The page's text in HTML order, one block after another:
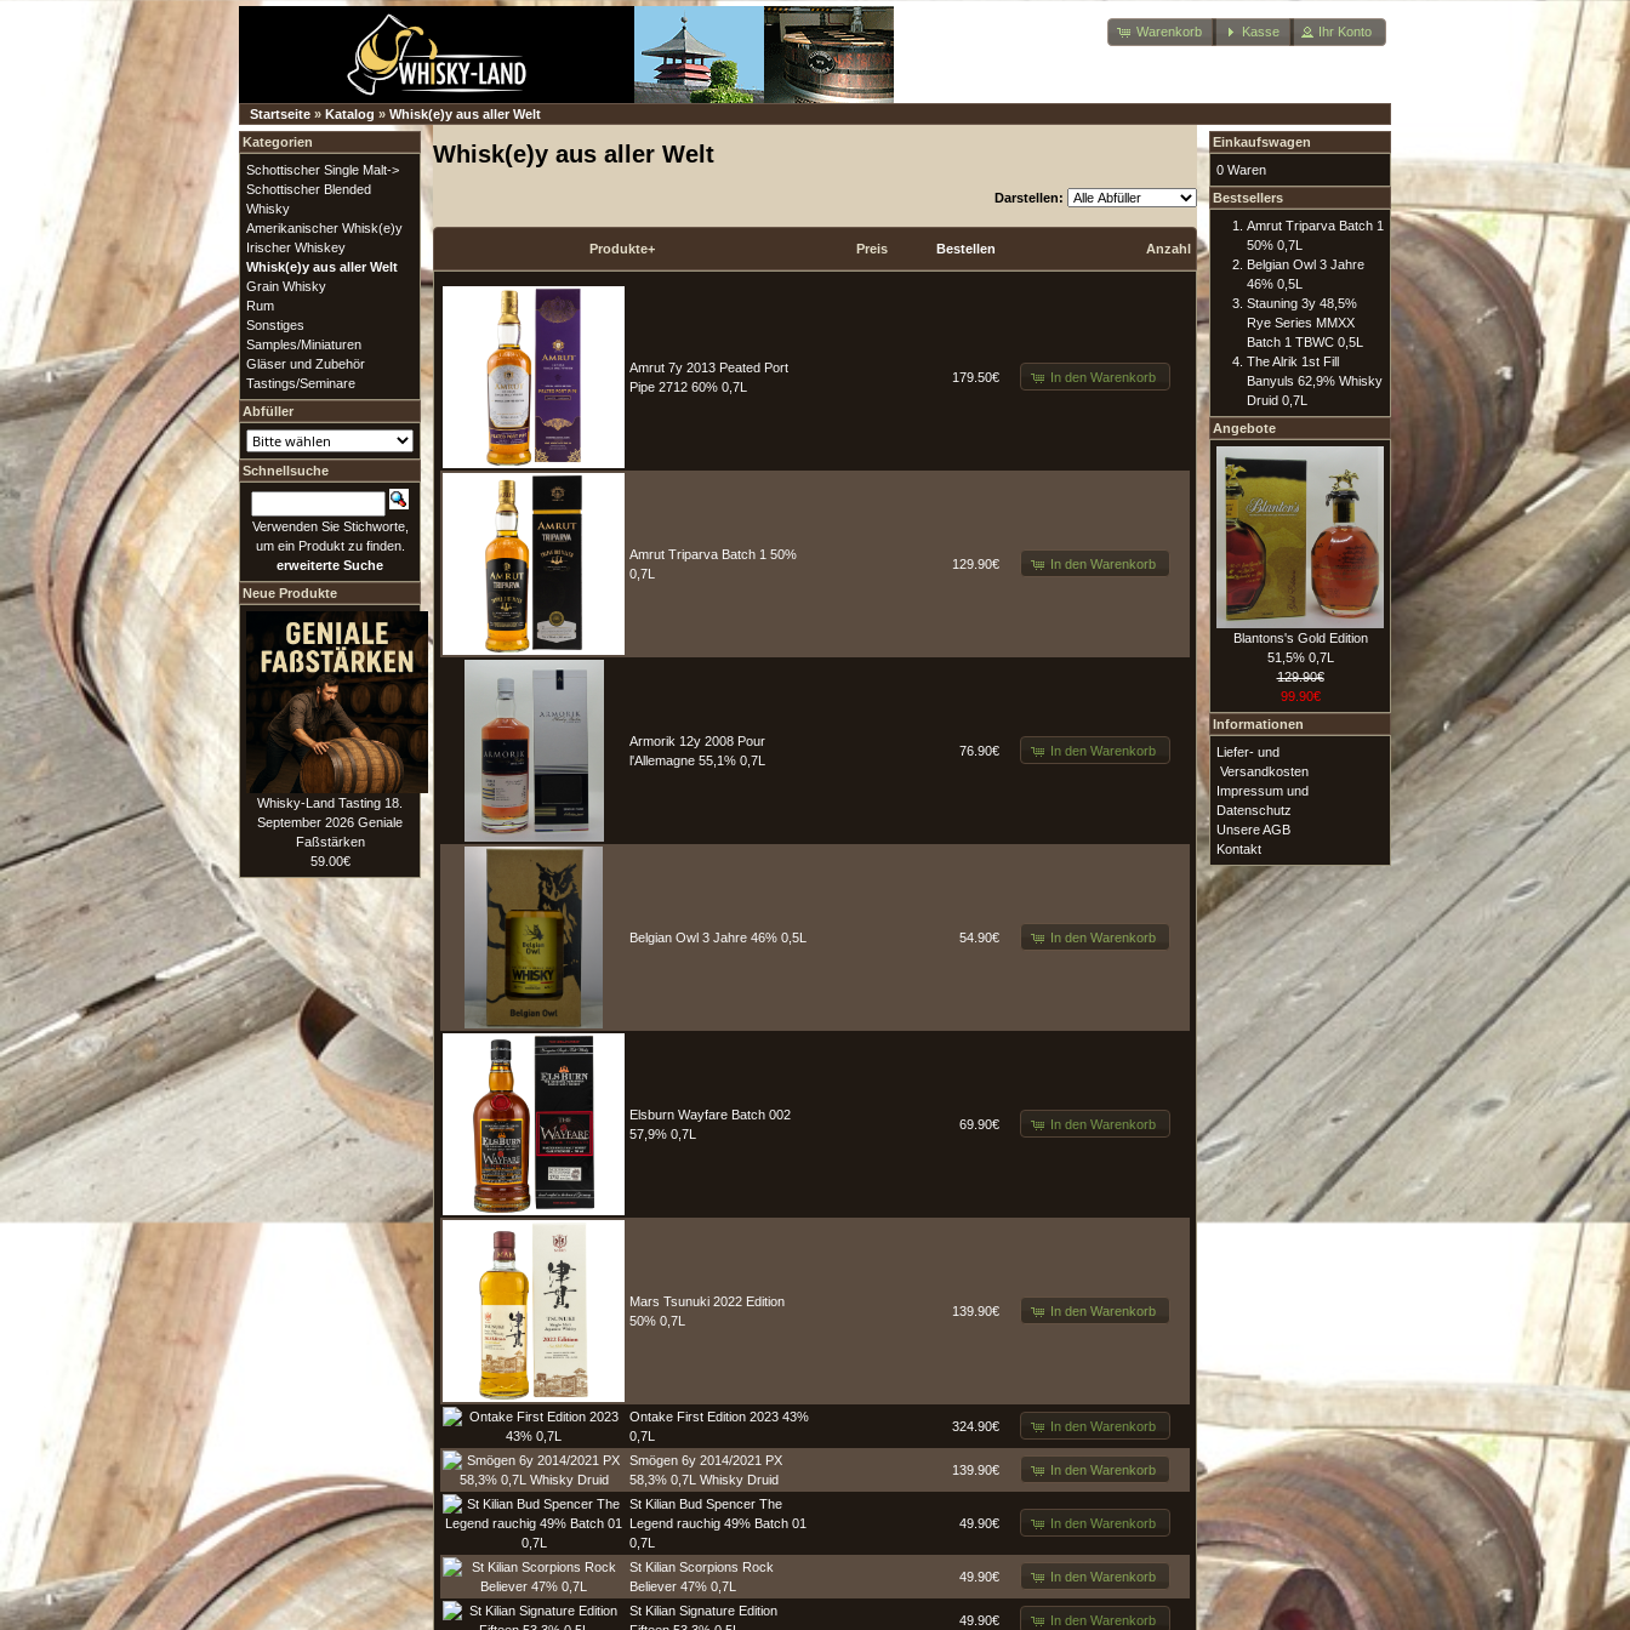
Warenkorb Kasse Ihr Konto
Startseite » Katalog » Whisk(e)y aus aller Welt
Whisk(e)y aus aller Welt
Darstellen:
Produkte+ Preis Bestellen Anzahl
Amrut 7y 2013 Peated Port
Pipe 2712 60% 0,7L
179.50€ In den Warenkorb
Amrut Triparva Batch 1 50%
0,7L
129.90€ In den Warenkorb
Armorik 12y 2008 Pour
l'Allemagne 55,1% 0,7L
76.90€ In den Warenkorb
Belgian Owl 3 Jahre 46% 0,5L 54.90€ In den Warenkorb
Elsburn Wayfare Batch 002
57,9% 0,7L
69.90€ In den Warenkorb
Mars Tsunuki 2022 Edition
50% 0,7L
139.90€ In den Warenkorb
Ontake First Edition 2023 43%
0,7L
324.90€ In den Warenkorb
Smögen 6y 2014/2021 PX
58,3% 0,7L Whisky Druid
139.90€ In den Warenkorb
St Kilian Bud Spencer The
Legend rauchig 49% Batch 01
0,7L
49.90€ In den Warenkorb
St Kilian Scorpions Rock
Believer 47% 0,7L
49.90€ In den Warenkorb
St Kilian Signature Edition
49.90€ In den Warenkorb
Kategorien
Schottischer Single Malt->
Schottischer Blended
Whisky
Amerikanischer Whisk(e)y
Irischer Whiskey
Whisk(e)y aus aller Welt
Grain Whisky
Rum
Sonstiges
Samples/Miniaturen
Gläser und Zubehör
Tastings/Seminare
Abfüller
Schnellsuche
Verwenden Sie Stichworte,
um ein Produkt zu finden.
erweiterte Suche
Neue Produkte
Whisky-Land Tasting 18.
September 2026 Geniale
Faßstärken
59.00€
Einkaufswagen
0 Waren
Bestsellers
Amrut Triparva Batch 1
50% 0,7L
Belgian Owl 3 Jahre
46% 0,5L
Stauning 3y 48,5%
Rye Series MMXX
Batch 1 TBWC 0,5L
The Alrik 1st Fill
Banyuls 62,9% Whisky
Druid 0,7L
Angebote
Blantons's Gold Edition
51,5% 0,7L
129.90€
99.90€
Informationen
Liefer- und
Versandkosten
Impressum und
Datenschutz
Unsere AGB
Kontakt